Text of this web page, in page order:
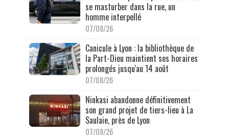
se masturber dans la rue, un
homme interpellé
07/08/26
Canicule à Lyon : la bibliothèque de
la Part-Dieu maintient ses horaires
prolongés jusqu'au 14 août
07/08/26
Ninkasi abandonne définitivement
son grand projet de tiers-lieu à La
Saulaie, près de Lyon
07/08/26